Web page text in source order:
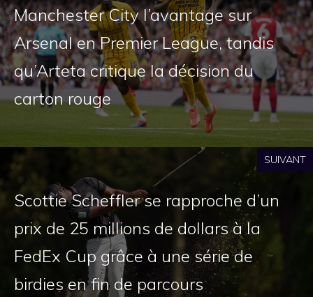
Manchester City l’avantage sur
Arsenal en Premier League, tandis
qu’Arteta critique la décision du
carton rouge
SUIVANT
Scottie Scheffler se rapproche d’un
prix de 25 millions de dollars à la
FedEx Cup grâce à une série de
birdies en fin de parcours